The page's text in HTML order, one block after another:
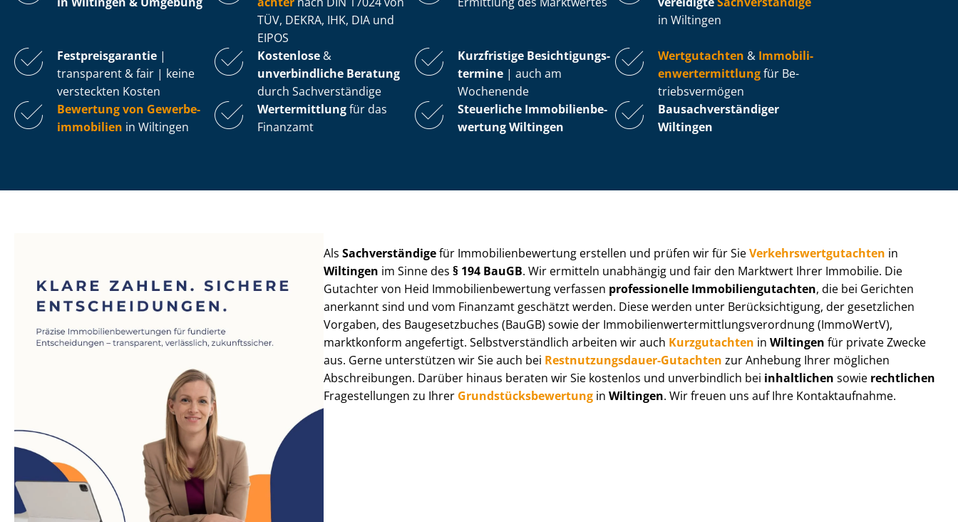
TÜV, DEKRA, IHK, DIA und
EIPOS
in Wiltingen
Fest­preis­ga­ran­tie |
transparent & fair | keine
versteckten Kosten
Kostenlose &
unverbindliche Beratung
durch Sachverständige
Kurzfristige Be­sich­ti­gungs­
ter­mi­ne | auch am
Wochenende
Wertgutachten & Im­mo­bi­li­
en­wert­ermitt­lungfür Be­
triebs­ver­mö­gen
Bewertung von Ge­wer­be­
im­mo­bi­li­en in Wiltingen
Wertermittlungfür das
Finanzamt
Steuerliche Im­mo­bi­li­en­be­
wer­tungWiltingen
Bau­sach­ver­stän­di­ger
Wiltingen
AlsSachverständigefür Im­mo­bi­li­en­be­wer­tung erstellen und prüfen wir für SieVer­kehrs­wert­gut­ach­ten in
Wiltingen im Sinne des§ 194 BauGB. Wir ermitteln unabhängig und fair den Marktwert Ihrer Immobilie. Die
Gutachter von Heid Im­mo­bi­li­en­be­wer­tung verfassen professionelle Im­mo­bi­li­en­gut­ach­ten, die bei Gerichten
anerkannt sind und vom Finanzamt geschätzt werden. Diese werden unter Be­rück­sich­ti­gung, der gesetzlichen
Vorgaben, des Baugesetzbuches (BauGB) sowie der Im­mo­bi­li­en­wert­ermitt­lungs­ver­ord­nung (ImmoWertV),
marktkonform angefertigt. Selbst­ver­ständ­lich arbeiten wir auch Kurzgutachten in Wiltingen für private Zwecke
aus. Gerne unterstützen wir Sie auch bei Rest­nut­zungs­dau­er-Gutachten zur Anhebung Ihrer möglichen
Abschreibungen. Darüber hinaus beraten wir Sie kostenlos und unverbindlich bei inhaltlichen sowie rechtlichen
Fragestellungen zu Ihrer Grund­stücks­be­wer­tung inWiltingen. Wir freuen uns auf Ihre Kontaktaufnahme.